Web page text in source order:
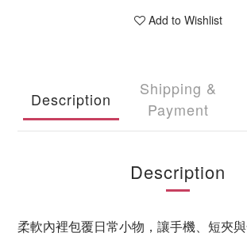
Add to Wishlist
Description
Shipping &
Payment
Description
柔軟內裡包覆日常小物，讓手機、短夾